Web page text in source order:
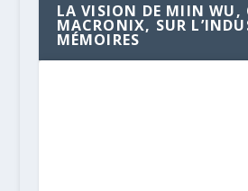
LA VISION DE MIIN WU,
MACRONIX, SUR
MÉMOIRES